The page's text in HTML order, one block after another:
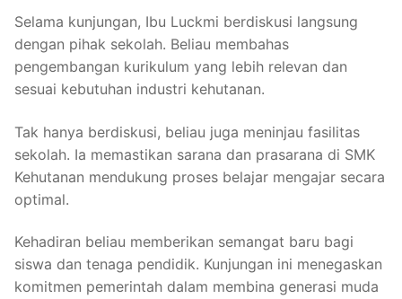
Selama kunjungan, Ibu Luckmi berdiskusi langsung
dengan pihak sekolah. Beliau membahas
pengembangan kurikulum yang lebih relevan dan
sesuai kebutuhan industri kehutanan.
Tak hanya berdiskusi, beliau juga meninjau fasilitas
sekolah. Ia memastikan sarana dan prasarana di SMK
Kehutanan mendukung proses belajar mengajar secara
optimal.
Kehadiran beliau memberikan semangat baru bagi
siswa dan tenaga pendidik. Kunjungan ini menegaskan
komitmen pemerintah dalam membina generasi muda